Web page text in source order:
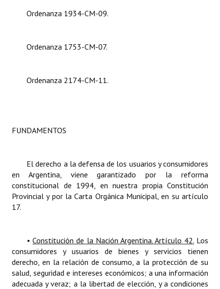
Declaraciones
INSTITUCIONAL
Datos Históricos
Premio al Mérito - Registro
Audiencias Públicas - Registro
Periodistas Decanos - Registro
Ciudadano Ilustre - Registro
Banca del Vecino - Registro
Ordenanza 1934-CM-09.
Ordenanza 1753-CM-07.
Ordenanza 2174-CM-11.
FUNDAMENTOS
El derecho a la defensa de los usuarios y consumidores
en Argentina, viene garantizado por la reforma
constitucional de 1994, en nuestra propia Constitución
Provincial y por la Carta Orgánica Municipal, en su artículo
17.
•Constitución de la Nación Argentina. Artículo 42. Los
consumidores y usuarios de bienes y servicios tienen
derecho, en la relación de consumo, a la protección de su
salud, seguridad e intereses económicos; a una información
adecuada y veraz; a la libertad de elección, y a condiciones